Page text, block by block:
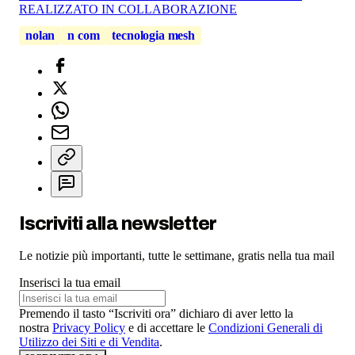
REALIZZATO IN COLLABORAZIONE
nolan
n com tecnologia mesh
Iscriviti alla newsletter
Le notizie più importanti, tutte le settimane, gratis nella tua mail
Inserisci la tua email
Premendo il tasto “Iscriviti ora” dichiaro di aver letto la
nostra Privacy Policy e di accettare le Condizioni Generali di
Utilizzo dei Siti e di Vendita.